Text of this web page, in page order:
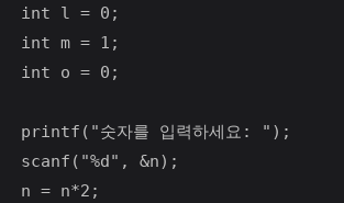
int l = 0;
int m = 1;
int o = 0;
printf("숫자를 입력하세요: ");
scanf("%d", &n);
n = n*2;